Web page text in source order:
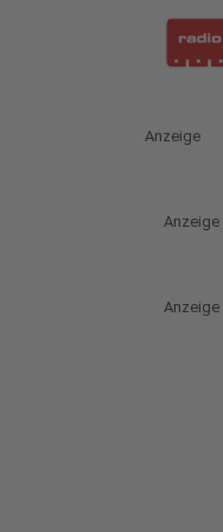
Anzeige
Anzeige
Anzeige